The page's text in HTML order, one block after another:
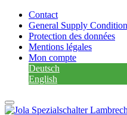
Contact
General Supply
Protection des données
Mentions légales
Mon compte
Deutsch
English